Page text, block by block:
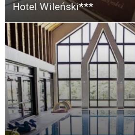
Hotel Wileński***